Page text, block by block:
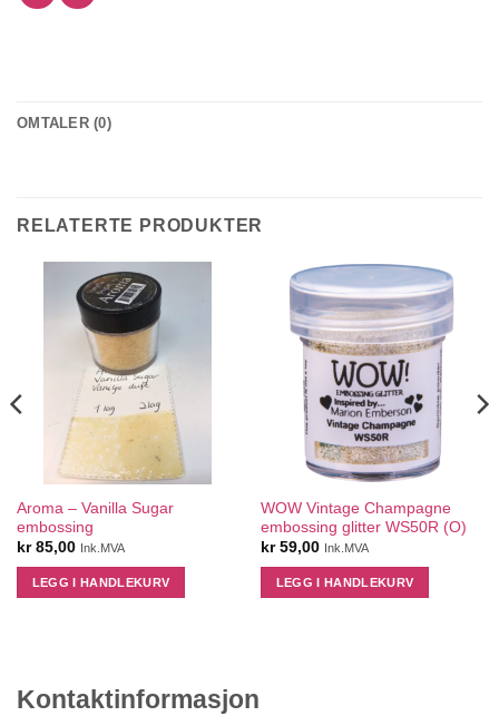
OMTALER (0)
RELATERTE PRODUKTER
Aroma – Vanilla Sugar
embossing
kr85,00 Ink.MVA
LEGG I HANDLEKURV
WOW Vintage Champagne
embossing glitter WS50R (O)
kr59,00 Ink.MVA
LEGG I HANDLEKURV
Kontaktinformasjon